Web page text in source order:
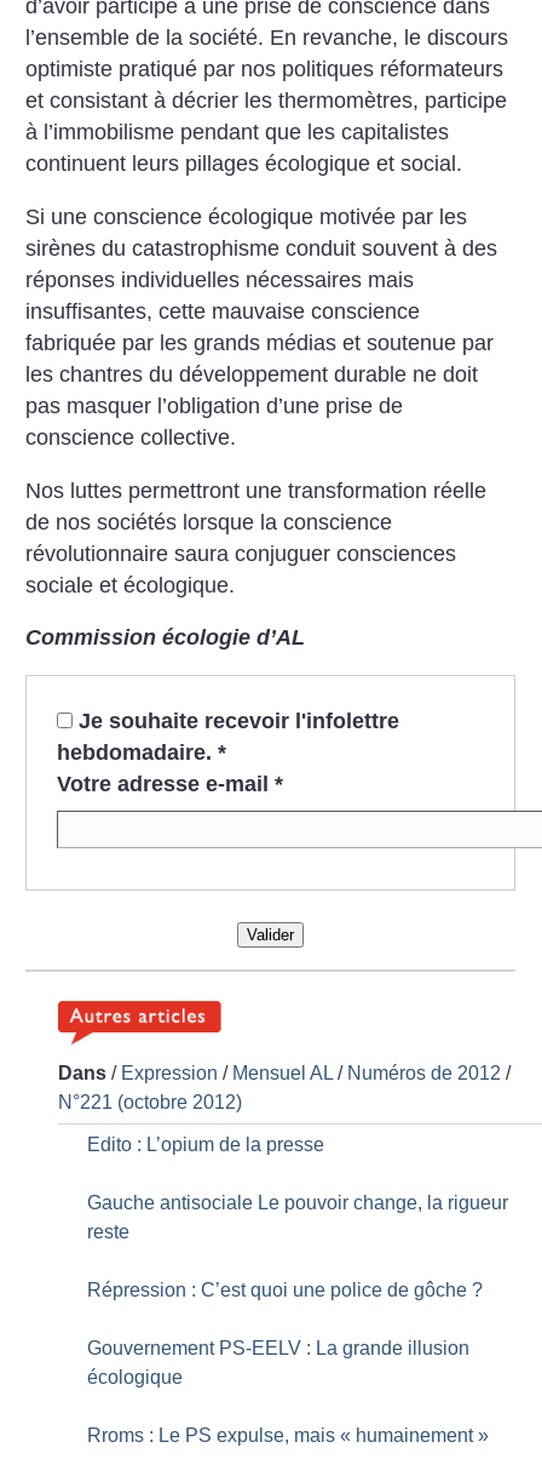
d’avoir participé à une prise de conscience dans
l’ensemble de la société. En revanche, le discours
optimiste pratiqué par nos politiques réformateurs
et consistant à décrier les thermomètres, participe
à l’immobilisme pendant que les capitalistes
continuent leurs pillages écologique et social.
Si une conscience écologique motivée par les
sirènes du catastrophisme conduit souvent à des
réponses individuelles nécessaires mais
insuffisantes, cette mauvaise conscience
fabriquée par les grands médias et soutenue par
les chantres du développement durable ne doit
pas masquer l’obligation d’une prise de
conscience collective.
Nos luttes permettront une transformation réelle
de nos sociétés lorsque la conscience
révolutionnaire saura conjuguer consciences
sociale et écologique.
Commission écologie d’AL
Je souhaite recevoir l'infolettre
hebdomadaire. *
Votre adresse e-mail *
Valider
Dans / Expression / Mensuel AL / Numéros de 2012 /
N°221 (octobre 2012)
Edito : L’opium de la presse
Gauche antisociale Le pouvoir change, la rigueur
reste
Répression : C’est quoi une police de gôche ?
Gouvernement PS-EELV : La grande illusion
écologique
Rroms : Le PS expulse, mais « humainement »